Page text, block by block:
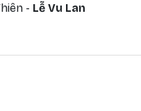
- Lễ Vu Lan